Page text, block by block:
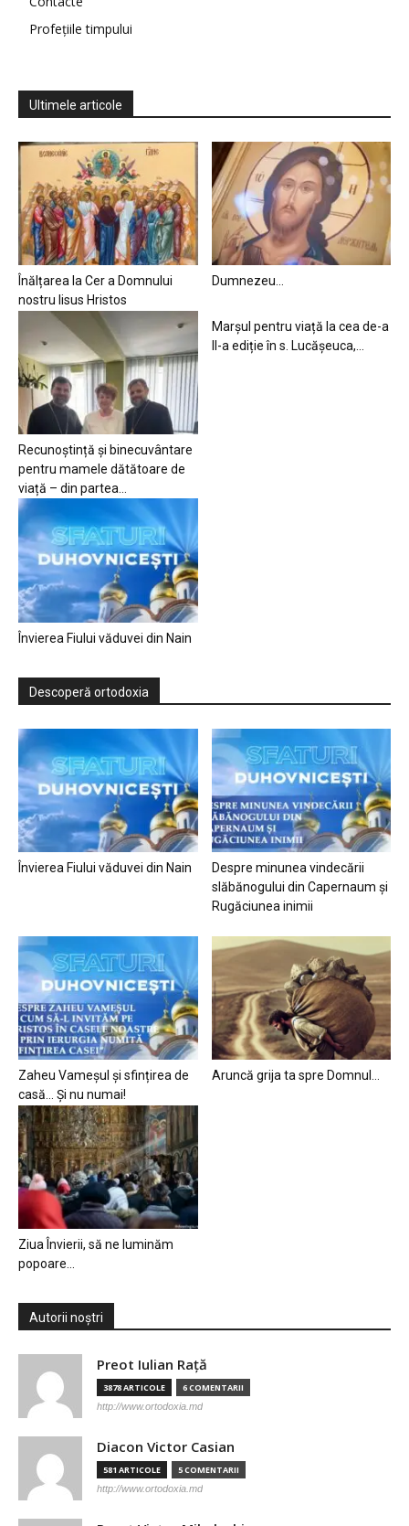
Profețiile timpului
Ultimele articole
Înălțarea la Cer a Domnului
nostru Iisus Hristos
Dumnezeu…
Recunoștință și binecuvântare
pentru mamele dătătoare de
viață – din partea...
Marșul pentru viață la cea de-a
II-a ediție în s. Lucășeuca,...
Învierea Fiului văduvei din Nain
Descoperă ortodoxia
Învierea Fiului văduvei din Nain
Despre minunea vindecării
slăbănogului din Capernaum și
Rugăciunea inimii
Zaheu Vameșul și sfințirea de
casă… Și nu numai!
Aruncă grija ta spre Domnul…
Ziua Învierii, să ne luminăm
popoare…
Autorii noștri
Preot Iulian Raţă
3878 ARTICOLE 6 COMENTARII
http://www.ortodoxia.md
Diacon Victor Casian
581 ARTICOLE 5 COMENTARII
http://www.ortodoxia.md